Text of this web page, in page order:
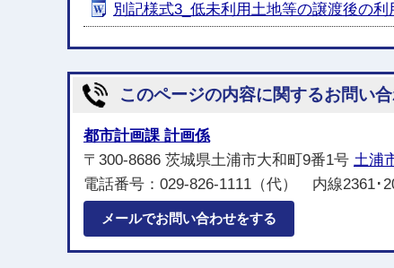
別記様式3_低未利用土地等の譲渡後の
このページの内容に関するお問い
都市計画課 計画係
〒300-8686 茨城県土浦市大和町9番1号 土浦
電話番号：029-826-1111（代） 内線2361･
メールでお問い合わせをする